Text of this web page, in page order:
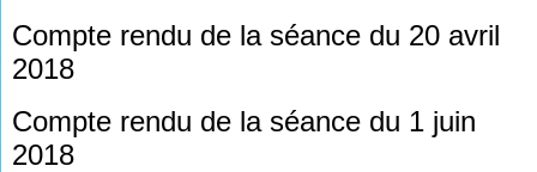
Compte rendu de la séance du 20 avril
2018
Compte rendu de la séance du 1 juin
2018